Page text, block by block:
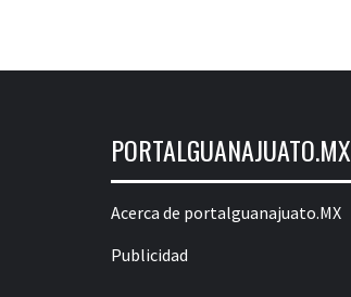
PORTALGUANAJUATO.MX
Acerca de portalguanajuato.MX
Publicidad